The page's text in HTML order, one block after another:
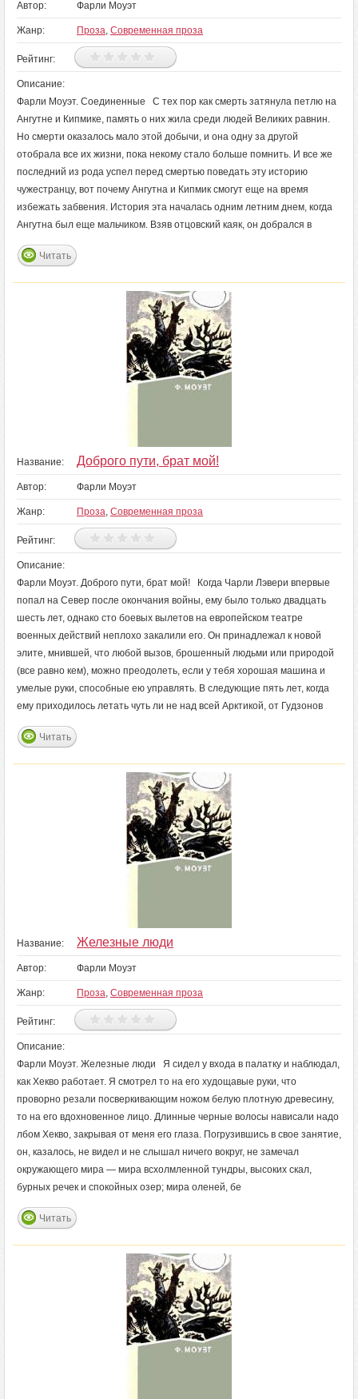
Автор: Фарли Моуэт
Жанр: Проза, Современная проза
Рейтинг:
Описание:
Фарли Моуэт. Соединенные С тех пор как смерть затянула петлю на
Ангутне и Кипмике, память о них жила среди людей Великих равнин.
Но смерти оказалось мало этой добычи, и она одну за другой
отобрала все их жизни, пока некому стало больше помнить. И все же
последний из рода успел перед смертью поведать эту историю
чужестранцу, вот почему Ангутна и Кипмик смогут еще на время
избежать забвения. История эта началась одним летним днем, когда
Ангутна был еще мальчиком. Взяв отцовский каяк, он добрался в
Читать
Название: Доброго пути, брат мой!
Автор: Фарли Моуэт
Жанр: Проза, Современная проза
Рейтинг:
Описание:
Фарли Моуэт. Доброго пути, брат мой! Когда Чарли Лэвери впервые
попал на Север после окончания войны, ему было только двадцать
шесть лет, однако сто боевых вылетов на европейском театре
военных действий неплохо закалили его. Он принадлежал к новой
элите, мнившей, что любой вызов, брошенный людьми или природой
(все равно кем), можно преодолеть, если у тебя хорошая машина и
умелые руки, способные ею управлять. В следующие пять лет, когда
ему приходилось летать чуть ли не над всей Арктикой, от Гудзонов
Читать
Название: Железные люди
Автор: Фарли Моуэт
Жанр: Проза, Современная проза
Рейтинг:
Описание:
Фарли Моуэт. Железные люди Я сидел у входа в палатку и наблюдал,
как Хекво работает. Я смотрел то на его худощавые руки, что
проворно резали посверкивающим ножом белую плотную древесину,
то на его вдохновенное лицо. Длинные черные волосы нависали надо
лбом Хекво, закрывая от меня его глаза. Погрузившись в свое занятие,
он, казалось, не видел и не слышал ничего вокруг, не замечал
окружающего мира — мира всхолмленной тундры, высоких скал,
бурных речек и спокойных озер; мира оленей, бе
Читать